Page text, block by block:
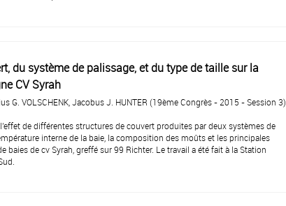
du système de palissage, et du type de taille sur la
CV Syrah
G. VOLSCHENK, Jacobus J. HUNTER (19ème Congrès - 2015 - Session 3)
de différentes structures de couvert produites par deux systèmes de
interne de la baie, la composition des moûts et les principales
de cv Syrah, greffé sur 99 Richter. Le travail a été fait à la Station